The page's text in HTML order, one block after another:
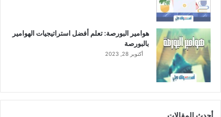
هوامير البورصة: تعلم أفضل استراتيجيات الهوامير
بالبورصة
أكتوبر 28, 2023